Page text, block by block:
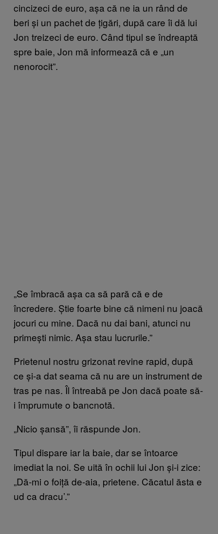
cincizeci de euro, așa că ne ia un rând de
beri și un pachet de țigări, după care îi dă lui
Jon treizeci de euro. Când tipul se îndreaptă
spre baie, Jon mă informează că e „un
nenorocit”.
„Se îmbracă așa ca să pară că e de
încredere. Știe foarte bine că nimeni nu joacă
jocuri cu mine. Dacă nu dai bani, atunci nu
primești nimic. Așa stau lucrurile.”
Prietenul nostru grizonat revine rapid, după
ce și-a dat seama că nu are un instrument de
tras pe nas. Îl întreabă pe Jon dacă poate să-
i împrumute o bancnotă.
„Nicio șansă”, îi răspunde Jon.
Tipul dispare iar la baie, dar se întoarce
imediat la noi. Se uită în ochii lui Jon și-i zice:
„Dă-mi o foiță de-aia, prietene. Căcatul ăsta e
ud ca dracu’.”